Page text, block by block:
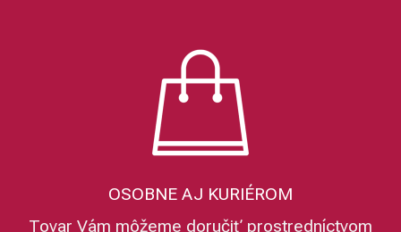
OSOBNE AJ KURIÉROM
Tovar Vám môžeme doručiť prostredníctvom